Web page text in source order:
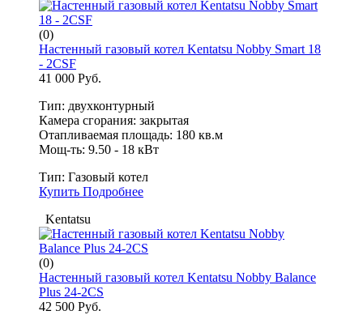
(0)
Настенный газовый котел Kentatsu Nobby Smart 18
- 2CSF
41 000 Руб.
Тип: двухконтурный
Камера сгорания: закрытая
Отапливаемая площадь: 180 кв.м
Мощ-ть: 9.50 - 18 кВт
Тип: Газовый котел
Купить Подробнее
Kentatsu
(0)
Настенный газовый котел Kentatsu Nobby Balance
Plus 24-2CS
42 500 Руб.